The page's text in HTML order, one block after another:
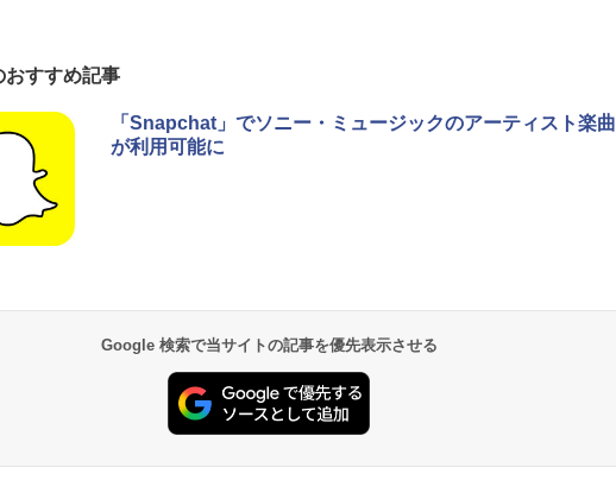
おすすめ記事
「Snapchat」でソニー・ミュージックのアーティスト楽曲
が利用可能に
Google 検索で当サイトの記事を優先表示させる